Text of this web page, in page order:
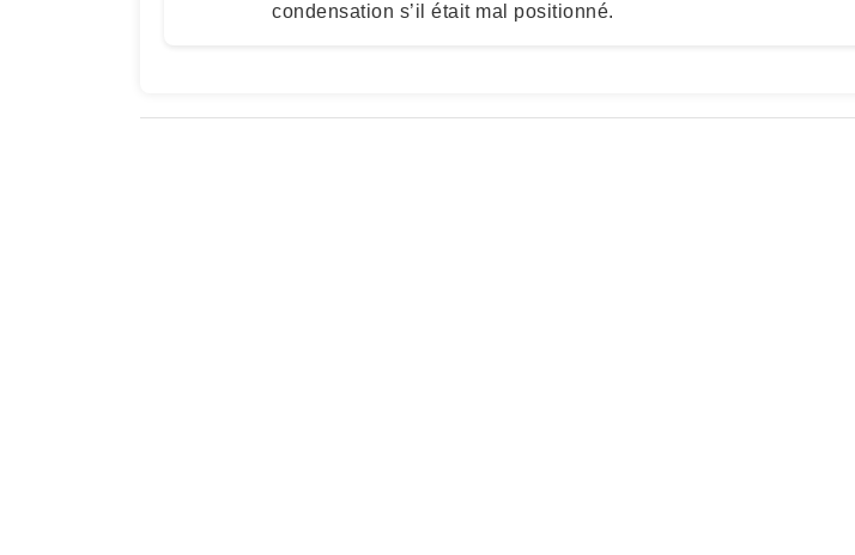
condensation s’il était mal positionné.